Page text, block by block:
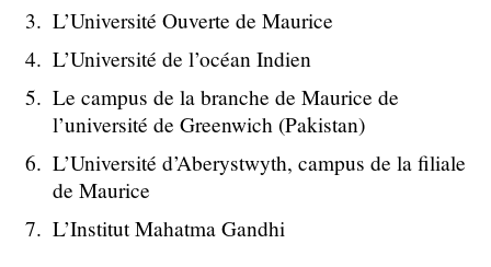
L’Université Ouverte de Maurice
L’Université de l’océan Indien
Le campus de la branche de Maurice de
l’université de Greenwich (Pakistan)
L’Université d’Aberystwyth, campus de la filiale
de Maurice
L’Institut Mahatma Gandhi